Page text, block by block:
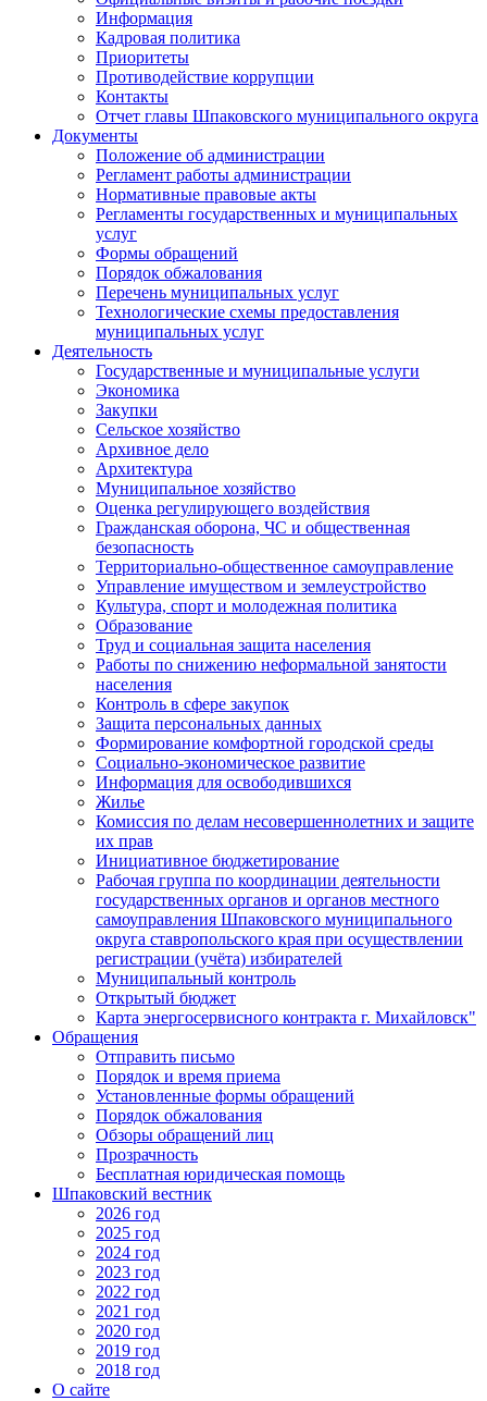
Информация
Кадровая политика
Приоритеты
Противодействие коррупции
Контакты
Отчет главы Шпаковского муниципального округа
Документы
Положение об администрации
Регламент работы администрации
Нормативные правовые акты
Регламенты государственных и муниципальных
услуг
Формы обращений
Порядок обжалования
Перечень муниципальных услуг
Технологические схемы предоставления
муниципальных услуг
Деятельность
Государственные и муниципальные услуги
Экономика
Закупки
Сельское хозяйство
Архивное дело
Архитектура
Муниципальное хозяйство
Оценка регулирующего воздействия
Гражданская оборона, ЧС и общественная
безопасность
Территориально-общественное самоуправление
Управление имуществом и землеустройство
Культура, спорт и молодежная политика
Образование
Труд и социальная защита населения
Работы по снижению неформальной занятости
населения
Контроль в сфере закупок
Защита персональных данных
Формирование комфортной городской среды
Социально-экономическое развитие
Информация для освободившихся
Жилье
Комиссия по делам несовершеннолетних и защите
их прав
Инициативное бюджетирование
Рабочая группа по координации деятельности
государственных органов и органов местного
самоуправления Шпаковского муниципального
округа ставропольского края при осуществлении
регистрации (учёта) избирателей
Муниципальный контроль
Открытый бюджет
Карта энергосервисного контракта г. Михайловск"
Обращения
Отправить письмо
Порядок и время приема
Установленные формы обращений
Порядок обжалования
Обзоры обращений лиц
Прозрачность
Бесплатная юридическая помощь
Шпаковский вестник
2026 год
2025 год
2024 год
2023 год
2022 год
2021 год
2020 год
2019 год
2018 год
О сайте